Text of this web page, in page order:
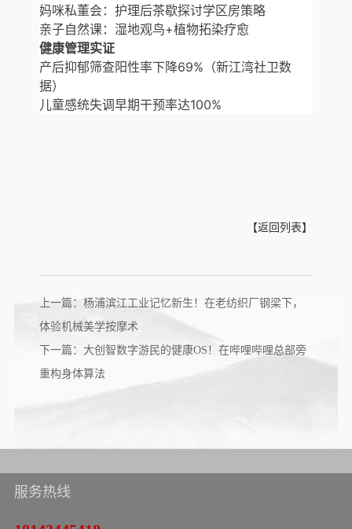
妈咪私董会：护理后茶歇探讨学区房策略
亲子自然课：湿地观鸟+植物拓染疗愈
健康管理实证
产后抑郁筛查阳性率下降69%（新江湾社卫数
据）
儿童感统失调早期干预率达100%
【返回列表】
上一篇：杨浦滨江工业记忆新生！在老纺织厂钢梁下，
体验机械美学按摩术
下一篇：大创智数字游民的健康OS！在哔哩哔哩总部旁
重构身体算法
服务热线